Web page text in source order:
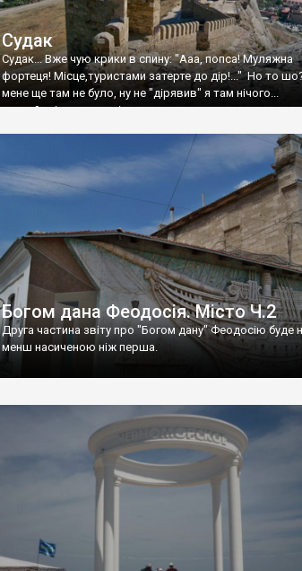
Судак
Судак... Вже чую крики в спину: "Ааа, попса! Муляжна
фортеця! Місце,туристами затерте до дір!..." Но то
мене ще там не було, ну не "дірявив" я там нічого...
принаймні до цього літа.
Богом дана Феодосія. Місто Ч.2
Друга частина звіту про "Богом дану" Феодосію буде
менш насиченою ніж перша.